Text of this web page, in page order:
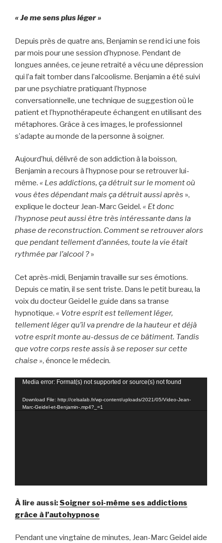
« Je me sens plus léger »
Depuis près de quatre ans, Benjamin se rend ici une fois
par mois pour une session d’hypnose. Pendant de
longues années, ce jeune retraité a vécu une dépression
qui l’a fait tomber dans l’alcoolisme. Benjamin a été suivi
par une psychiatre pratiquant l’hypnose
conversationnelle, une technique de suggestion où le
patient et l’hypnothérapeute échangent en utilisant des
métaphores. Grâce à ces images, le professionnel
s’adapte au monde de la personne à soigner.
Aujourd’hui, délivré de son addiction à la boisson,
Benjamin a recours à l’hypnose pour se retrouver lui-
même. « Les addictions, ça détruit sur le moment où
vous êtes dépendant mais ça détruit aussi après »,
explique le docteur Jean-Marc Geidel. « Et donc
l’hypnose peut aussi être très intéressante dans la
phase de reconstruction. Comment se retrouver alors
que pendant tellement d’années, toute la vie était
rythmée par l’alcool ? »
Cet après-midi, Benjamin travaille sur ses émotions.
Depuis ce matin, il se sent triste. Dans le petit bureau, la
voix du docteur Geidel le guide dans sa transe
hypnotique. « Votre esprit est tellement léger,
tellement léger qu’il va prendre de la hauteur et déjà
votre esprit monte au-dessus de ce bâtiment. Tandis
que votre corps reste assis à se reposer sur cette
chaise », énonce le médecin.
Lecteur
Media error: Format(s) not supported or source(s) not found
Download File: http://celsalab.fr/wp-content/uploads/2021/05/Video-Jean-
Marc-Geidel-et-Benjamin-.mp4?_=1
À lire aussi: Soigner soi-même ses addictions
grâce à l’autohypnose
Pendant une vingtaine de minutes, Jean-Marc Geidel aide